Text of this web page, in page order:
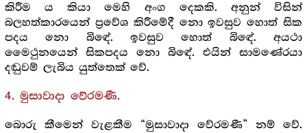
කිරීම ය කියා මෙහි අංග දෙකකි. අනුන් විසින්
බලහත්කාරයෙන් ප්‍රවේශ කිරීමේදී නො ඉවසුව හොත් සික
පදය නො බිඳේ. ඉවසුව හොත් බිඳේ. අයථා
මෛථුනයෙන් සිකපදය නො බිඳේ. එයින් සාමණේරයා
දඬුවම් ලැබිය යුත්තෙක් වේ.
4. මුසාවාදා වේරමණී.
බොරු කීමෙන් වැළකීම “මුසාවාදා වේරමණී” නම් වේ.